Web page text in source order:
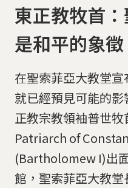
東正教牧首
是和平的象徵
在聖索菲亞大教堂
就已經預見可能的
正教宗教領袖普世
Patriarch of
(Bartholomew I)出
館，聖索菲亞大教